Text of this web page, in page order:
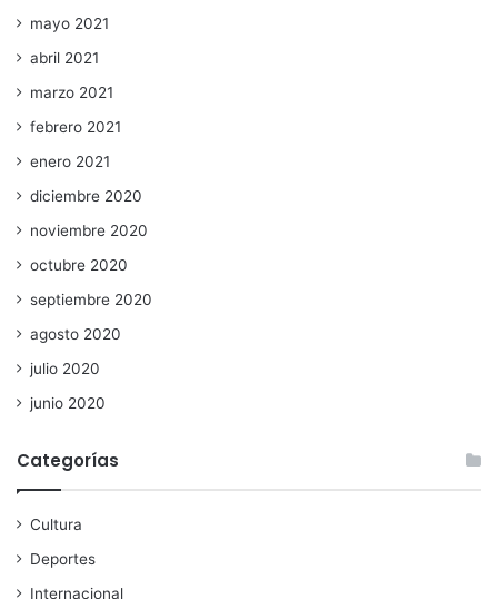
mayo 2021
abril 2021
marzo 2021
febrero 2021
enero 2021
diciembre 2020
noviembre 2020
octubre 2020
septiembre 2020
agosto 2020
julio 2020
junio 2020
Categorías
Cultura
Deportes
Internacional